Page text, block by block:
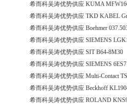
希而科吴涛优势供应 KUMA
希而科吴涛优势供应 TKD KABEL
希而科吴涛优势供应 Boehmer
希而科吴涛优势供应 SIEMENS
希而科吴涛优势供应 SIT B64-8M30
希而科吴涛优势供应 SIEMENS
希而科吴涛优势供应 Multi-Contact
希而科吴涛优势供应 Beckhoff
希而科吴涛优势供应 ROLAND